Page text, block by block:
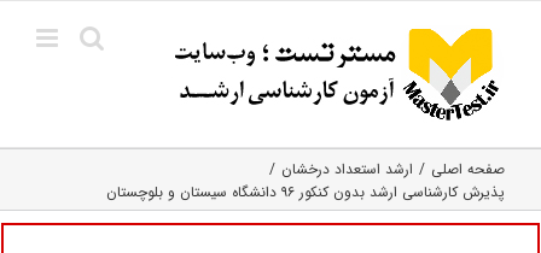
content
صفحه اصلی
ارشد استعداد درخشان
پذیرش کارشناسی ارشد بدون کنکور ۹۶ دانشگاه سیستان و بلوچستان